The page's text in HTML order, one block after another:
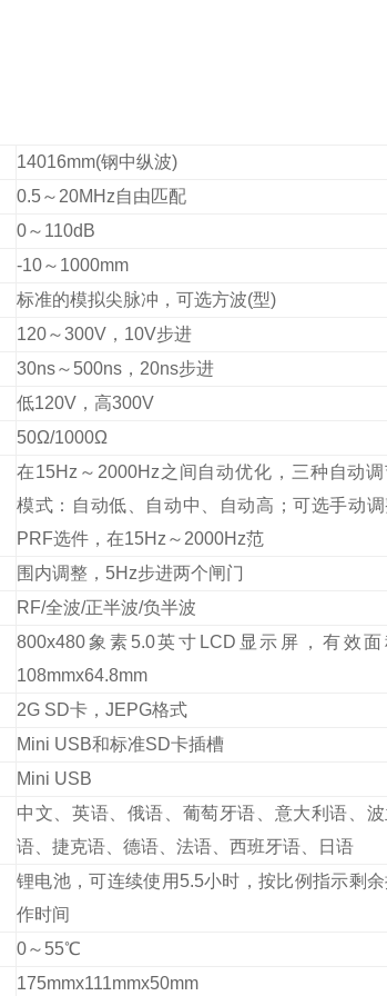
14016mm(钢中纵波)
0.5～20MHz自由匹配
0～110dB
-10～1000mm
标准的模拟尖脉冲，可选方波(型)
120～300V，10V步进
30ns～500ns，20ns步进
低120V，高300V
50Ω/1000Ω
在15Hz～2000Hz之间自动优化，三种自动
模式：自动低、自动中、自动高；可选手动
PRF选件，在15Hz～2000Hz范
围内调整，5Hz步进两个闸门
RF/全波/正半波/负半波
800x480象素5.0英寸LCD显示屏，有效面
108mmx64.8mm
2G SD卡，JEPG格式
Mini USB和标准SD卡插槽
Mini USB
中文、英语、俄语、葡萄牙语、意大利语、
语、捷克语、德语、法语、西班牙语、日语
锂电池，可连续使用5.5小时，按比例指示剩
作时间
0～55℃
175mmx111mmx50mm